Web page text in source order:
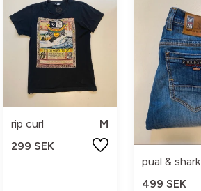
rip curl
M
299 SEK
pual & shark
499 SEK